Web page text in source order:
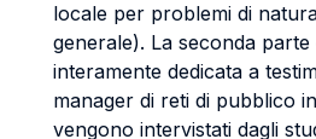
locale per problemi di
generale). La seconda
interamente dedicata a
manager di reti di pubblico
vengono intervistati dagli